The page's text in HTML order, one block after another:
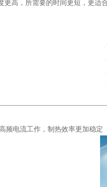
更高，所需要的时间更短，更适
频电流工作，制热效率更加稳定